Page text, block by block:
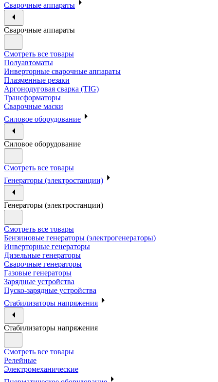
Сварочные аппараты
Сварочные аппараты
Смотреть все товары
Полуавтоматы
Инверторные сварочные аппараты
Плазменные резаки
Аргонодуговая сварка (TIG)
Трансформаторы
Сварочные маски
Силовое оборудование
Силовое оборудование
Смотреть все товары
Генераторы (электростанции)
Генераторы (электростанции)
Смотреть все товары
Бензиновые генераторы (электрогенераторы)
Инверторные генераторы
Дизельные генераторы
Сварочные генераторы
Газовые генераторы
Зарядные устройства
Пуско-зарядные устройства
Стабилизаторы напряжения
Стабилизаторы напряжения
Смотреть все товары
Релейные
Электромеханические